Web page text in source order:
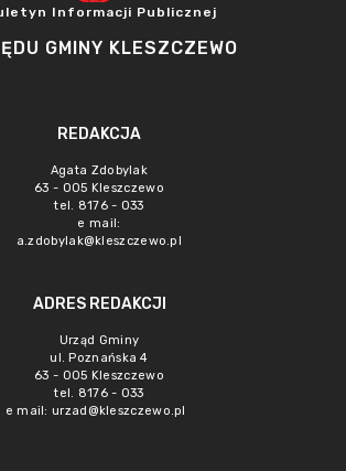
Informacji Publicznej
GMINY KLESZCZEWO
REDAKCJA
Agata Zdobylak
63 - 005 Kleszczewo
tel. 8176 - 033
e mail:
a.zdobylak@kleszczewo.pl
ADRES REDAKCJI
Urząd Gminy
ul. Poznańska 4
63 - 005 Kleszczewo
tel. 8176 - 033
e mail: urzad@kleszczewo.pl